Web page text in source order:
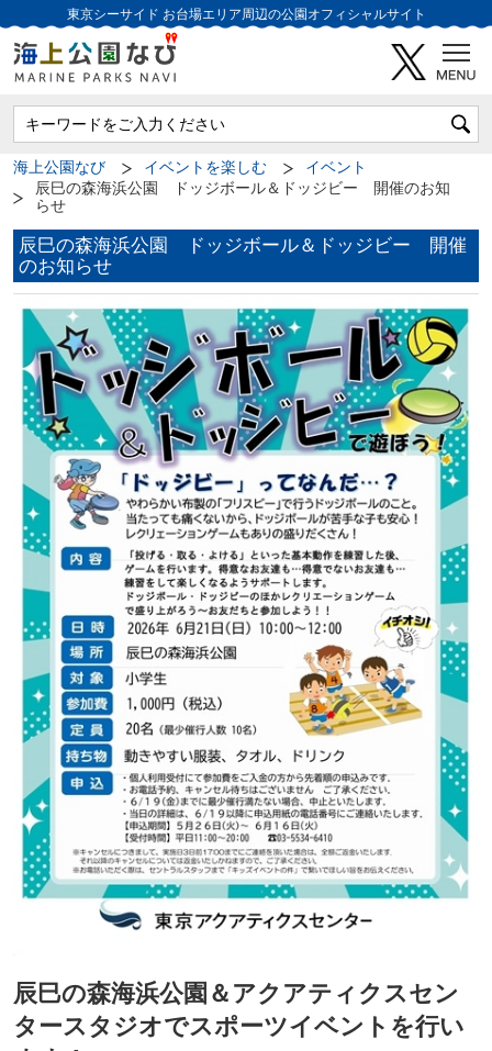
東京シーサイド お台場エリア周辺の公園オフィシャルサイト
海上公園なび イベントを楽しむ
イベント
辰巳の森海浜公園 ドッジボール＆ドッジビー 開催のお知
らせ
辰巳の森海浜公園 ドッジボール＆ドッジビー 開催
のお知らせ
​辰巳の森海浜公園＆アクアティクスセン
タースタジオでスポーツイベントを行い